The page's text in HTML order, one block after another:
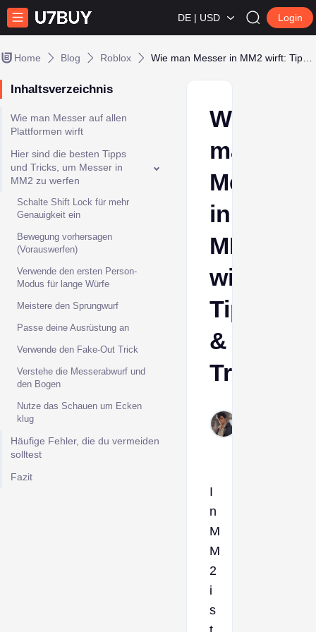
DE | USD Login
Home Blog Roblox
Inhaltsverzeichnis
Wie man Messer auf allen
Plattformen wirft
Hier sind die besten Tipps
und Tricks, um Messer in
MM2 zu werfen
Schalte Shift Lock für mehr
Genauigkeit ein
Bewegung vorhersagen
(Vorauswerfen)
Verwende den ersten Person-
Modus für lange Würfe
Meistere den Sprungwurf
Passe deine Ausrüstung an
Verwende den Fake-Out Trick
Verstehe die Messerabwurf und
den Bogen
Nutze das Schauen um Ecken
klug
Häufige Fehler, die du vermeiden
solltest
Fazit
Wie
man
Messer
in
MM2
wirft:
Tipps
&
Tricks
I
n
M
M
2
i
s